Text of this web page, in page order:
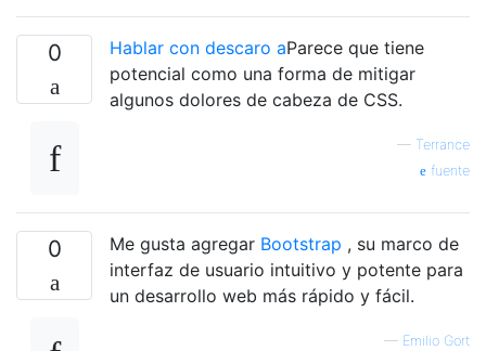
0 Hablar con descaro aParece que tiene
potencial como una forma de mitigar
algunos dolores de cabeza de CSS.
— Terrance
fuente
0 Me gusta agregar Bootstrap , su marco de
interfaz de usuario intuitivo y potente para
un desarrollo web más rápido y fácil.
— Emilio Gort